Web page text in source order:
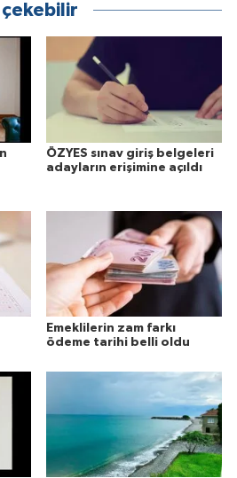
çekebilir
ÖZYES sınav giriş belgeleri
adayların erişimine açıldı
Emeklilerin zam farkı
ödeme tarihi belli oldu